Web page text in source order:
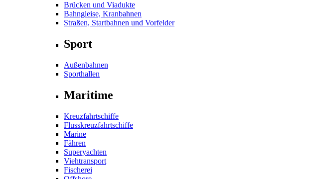
Brücken und Viadukte
Bahngleise, Kranbahnen
Straßen, Startbahnen und Vorfelder
Sport
Außenbahnen
Sporthallen
Maritime
Kreuzfahrtschiffe
Flusskreuzfahrtschiffe
Marine
Fähren
Superyachten
Viehtransport
Fischerei